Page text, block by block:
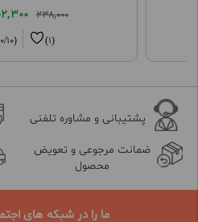
238,000
(1)
10)
پشتیبانی و مشاوره تلفنی
ضمانت مرجوعی و تعویض
محصول
ما را در شبکه های